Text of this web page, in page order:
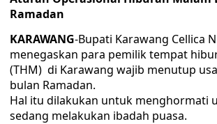
Ramadan
KARAWANG-Bupati Karawang Cellica
menegaskan para pemilik tempat
(THM) di Karawang wajib menutup
bulan Ramadan.
Hal itu dilakukan untuk menghormati
sedang melakukan ibadah puasa.